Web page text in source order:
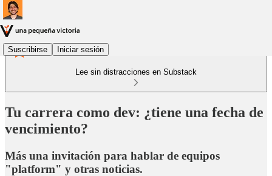
Suscribirse Iniciar sesión
Lee sin distracciones en Substack
Tu carrera como dev: ¿tiene una fecha de
vencimiento?
Más una invitación para hablar de equipos
"platform" y otras noticias.